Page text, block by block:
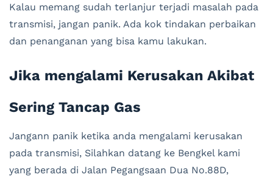
Kalau memang sudah terlanjur terjadi masalah pada
transmisi, jangan panik. Ada kok tindakan perbaikan
dan penanganan yang bisa kamu lakukan.
Jika mengalami Kerusakan Akibat
Sering Tancap Gas
Jangann panik ketika anda mengalami kerusakan
pada transmisi, Silahkan datang ke Bengkel kami
yang berada di Jalan Pegangsaan Dua No.88D,